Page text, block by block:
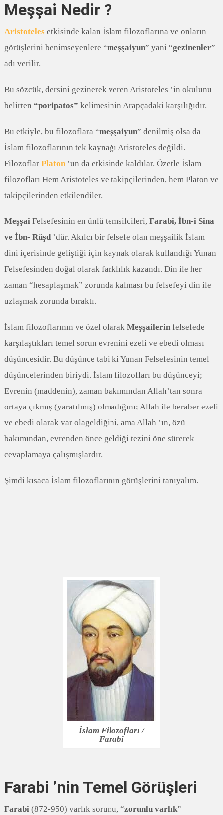
Meşşai Nedir ?
Aristotelesetkisinde kalan İslam filozoflarına ve onların
görüşlerini benimseyenlere “meşşaiyun” yani “gezinenler”
adı verilir.
Bu sözcük, dersini gezinerek veren Aristoteles ’in okulunu
belirten “poripatos” kelimesinin Arapçadaki karşılığıdır.
Bu etkiyle, bu filozoflara “meşşaiyun” denilmiş olsa da
İslam filozoflarının tek kaynağı Aristoteles değildi.
Filozoflar Platon’un da etkisinde kaldılar. Özetle İslam
filozofları Hem Aristoteles ve takipçilerinden, hem Platon ve
takipçilerinden etkilendiler.
Meşşai Felsefesinin en ünlü temsilcileri, Farabi, İbn-i Sina
ve İbn- Rüşd ’dür. Akılcı bir felsefe olan meşşailik İslam
dini içerisinde geliştiği için kaynak olarak kullandığı Yunan
Felsefesinden doğal olarak farklılık kazandı. Din ile her
zaman “hesaplaşmak” zorunda kalması bu felsefeyi din ile
uzlaşmak zorunda bıraktı.
İslam filozoflarının ve özel olarak Meşşailerinfelsefede
karşılaştıkları temel sorun evrenini ezeli ve ebedi olması
düşüncesidir. Bu düşünce tabi ki Yunan Felsefesinin temel
düşüncelerinden biriydi. İslam filozofları bu düşünceyi;
Evrenin (maddenin), zaman bakımından Allah’tan sonra
ortaya çıkmış (yaratılmış) olmadığını; Allah ile beraber ezeli
ve ebedi olarak var olageldiğini, ama Allah ’ın, özü
bakımından, evrenden önce geldiği tezini öne sürerek
cevaplamaya çalışmışlardır.
Şimdi kısaca İslam filozoflarının görüşlerini tanıyalım.
İslam Filozofları /
Farabi
Farabi ’nin Temel Görüşleri
Farabi (872-950) varlık sorunu, “zorunlu varlık”